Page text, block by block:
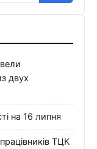
двух
на 16 липня
ТЦК